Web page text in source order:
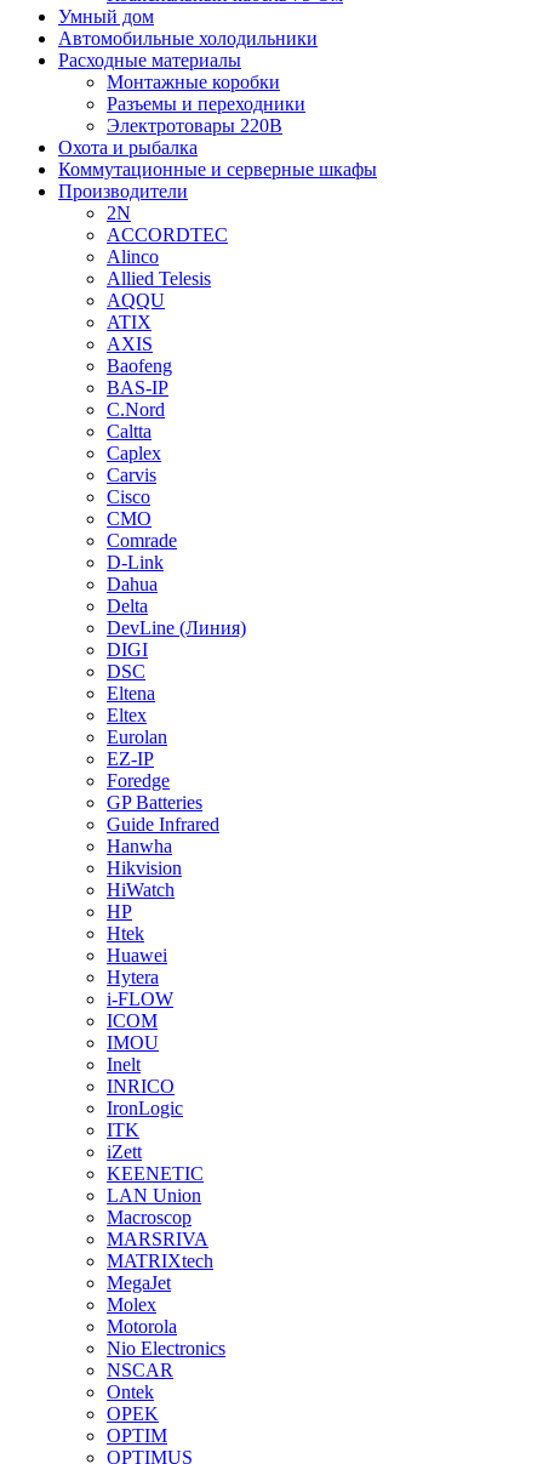
Умный дом
Автомобильные холодильники
Расходные материалы
Монтажные коробки
Разъемы и переходники
Электротовары 220В
Охота и рыбалка
Коммутационные и серверные шкафы
Производители
2N
ACCORDTEC
Alinco
Allied Telesis
AQQU
ATIX
AXIS
Baofeng
BAS-IP
C.Nord
Caltta
Caplex
Carvis
Cisco
CMO
Comrade
D-Link
Dahua
Delta
DevLine (Линия)
DIGI
DSC
Eltena
Eltex
Eurolan
EZ-IP
Foredge
GP Batteries
Guide Infrared
Hanwha
Hikvision
HiWatch
HP
Htek
Huawei
Hytera
i-FLOW
ICOM
IMOU
Inelt
INRICO
IronLogic
ITK
iZett
KEENETIC
LAN Union
Macroscop
MARSRIVA
MATRIXtech
MegaJet
Molex
Motorola
Nio Electronics
NSCAR
Ontek
OPEK
OPTIM
OPTIMUS